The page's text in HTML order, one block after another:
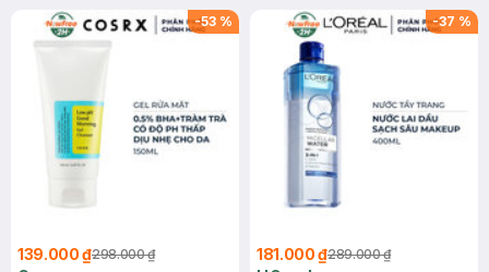
-53 %
139.000 ₫298.000 ₫
-37 %
181.000 ₫289.000 ₫